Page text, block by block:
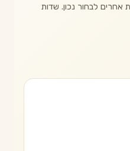
אחרים לבחור נכון. שדות